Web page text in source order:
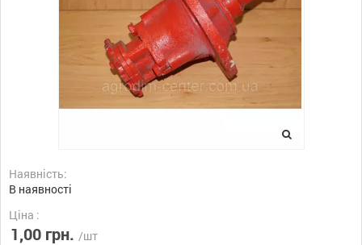
Наявність:
В наявності
Ціна :
1,00 грн. /шт